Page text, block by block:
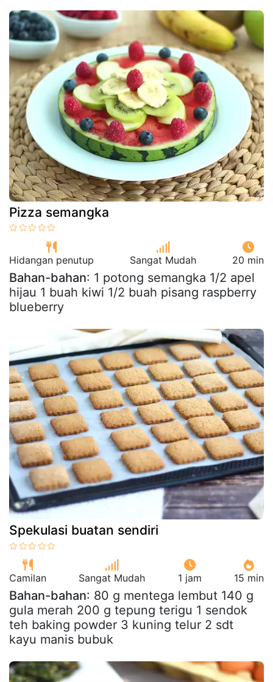
Pizza semangka
Hidangan penutup Sangat Mudah 20 min
Bahan-bahan: 1 potong semangka 1/2 apel
hijau 1 buah kiwi 1/2 buah pisang raspberry
blueberry
Spekulasi buatan sendiri
Camilan Sangat Mudah 1 jam 15 min
Bahan-bahan: 80 g mentega lembut 140 g
gula merah 200 g tepung terigu 1 sendok
teh baking powder 3 kuning telur 2 sdt
kayu manis bubuk